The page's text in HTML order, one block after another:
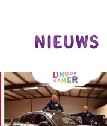
Nieuws